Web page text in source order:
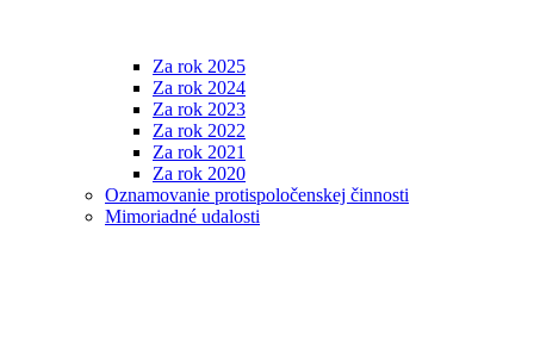
Za rok 2025
Za rok 2024
Za rok 2023
Za rok 2022
Za rok 2021
Za rok 2020
Oznamovanie protispoločenskej činnosti
Mimoriadné udalosti